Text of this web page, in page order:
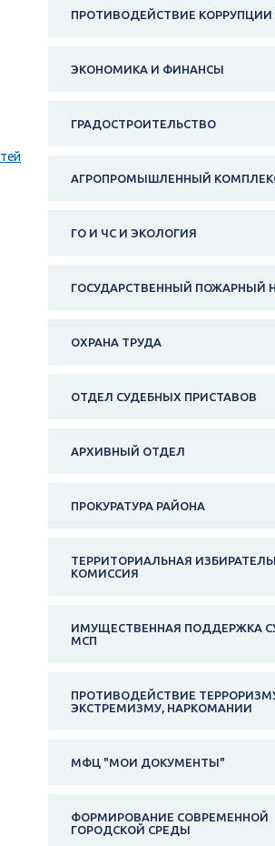
ПРОТИВОДЕЙСТВИЕ КОРРУПЦИИ
ЭКОНОМИКА И ФИНАНСЫ
ГРАДОСТРОИТЕЛЬСТВО
АГРОПРОМЫШЛЕННЫЙ
ГО И ЧС И ЭКОЛОГИЯ
ГОСУДАРСТВЕННЫЙ ПОЖАРНЫЙ
ОХРАНА ТРУДА
ОТДЕЛ СУДЕБНЫХ ПРИСТАВОВ
АРХИВНЫЙ ОТДЕЛ
ПРОКУРАТУРА РАЙОНА
ТЕРРИТОРИАЛЬНАЯ
КОМИССИЯ
ИМУЩЕСТВЕННАЯ ПОДДЕРЖКА
МСП
ПРОТИВОДЕЙСТВИЕ
ЭКСТРЕМИЗМУ, НАРКОМАНИИ
МФЦ "МОИ ДОКУМЕНТЫ"
ФОРМИРОВАНИЕ СОВРЕМЕННОЙ
ГОРОДСКОЙ СРЕДЫ